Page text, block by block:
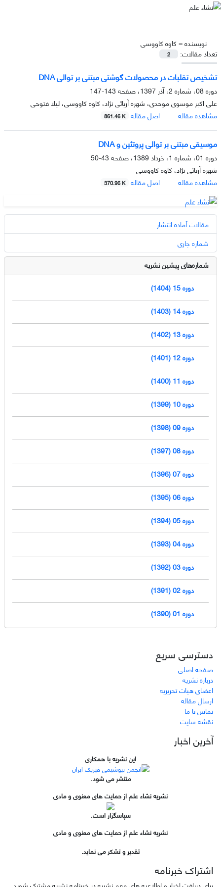
نویسنده =کاوه کاووسی
تعداد مقالات:
2
تشخیص تقلبات در محصولات گوشتی مبتنی بر توالی DNA
دوره 08، شماره 2، آذر 1397، صفحه
143-147
علی اکبر موسوی موحدی، شهره آریائی نژاد، کاوه کاووسی، لیلا فتوحی
مشاهده مقاله
اصل مقاله 861.46 K
موسیقی مبتنی بر توالی پروتئین و DNA
دوره 01، شماره 1، خرداد 1389، صفحه
43-50
شهره آریائی نژاد، کاوه کاووسی
مشاهده مقاله
اصل مقاله 370.96 K
مقالات آماده انتشار
شماره جاری
شماره‌های پیشین نشریه
دوره 15 (1404)
دوره 14 (1403)
دوره 13 (1402)
دوره 12 (1401)
دوره 11 (1400)
دوره 10 (1399)
دوره 09 (1398)
دوره 08 (1397)
دوره 07 (1396)
دوره 06 (1395)
دوره 05 (1394)
دوره 04 (1393)
دوره 03 (1392)
دوره 02 (1391)
دوره 01 (1390)
دسترسی سریع
صفحه اصلی
درباره نشریه
اعضای هیات تحریریه
ارسال مقاله
تماس با ما
نقشه سایت
آخرین اخبار
این نشریه با همکاری
منتشر می شود.
نشریه نشاء علم از حمایت های معنوی و مادی
سپاسگزار است.
نشریه نشاء علم از حمایت های معنوی و مادی
تقدیر و تشکر می نماید.
اشتراک خبرنامه